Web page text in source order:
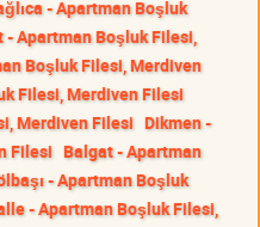
- Apartman Boşluk
- Apartman Boşluk Filesi,
Boşluk Filesi, Merdiven
Filesi, Merdiven Filesi
Merdiven Filesi Dikmen -
Filesi Balgat - Apartman
- Apartman Boşluk
- Apartman Boşluk Filesi,